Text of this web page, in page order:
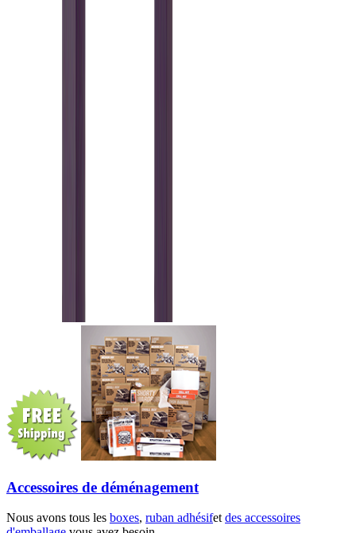
Accessoires de déménagement
Nous avons tous les boxes, ruban adhésifetdes accessoires